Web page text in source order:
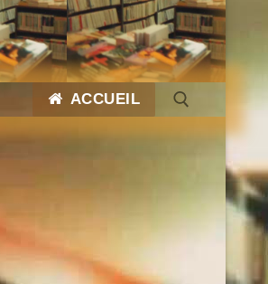
ACCUEIL